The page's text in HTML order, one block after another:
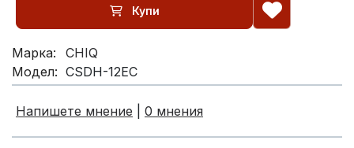
Купи
Марка:
CHIQ
Модел: CSDH-12EC
Напишете мнение 0 мнения